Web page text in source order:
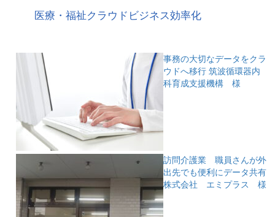
医療・福祉クラウドビジネス効率化
事務の大切なデータをクラ
ウドへ移行筑波循環器内
科育成支援機構 様
訪問介護業 職員さんが外
出先でも便利にデータ共有
株式会社 エミプラス 様